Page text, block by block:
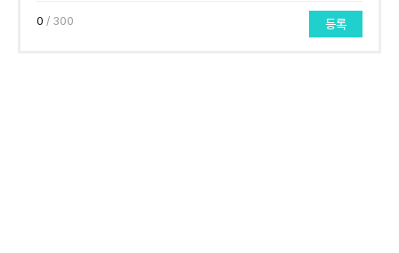
0 / 300 등록